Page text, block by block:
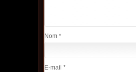
Nom *
E-mail *